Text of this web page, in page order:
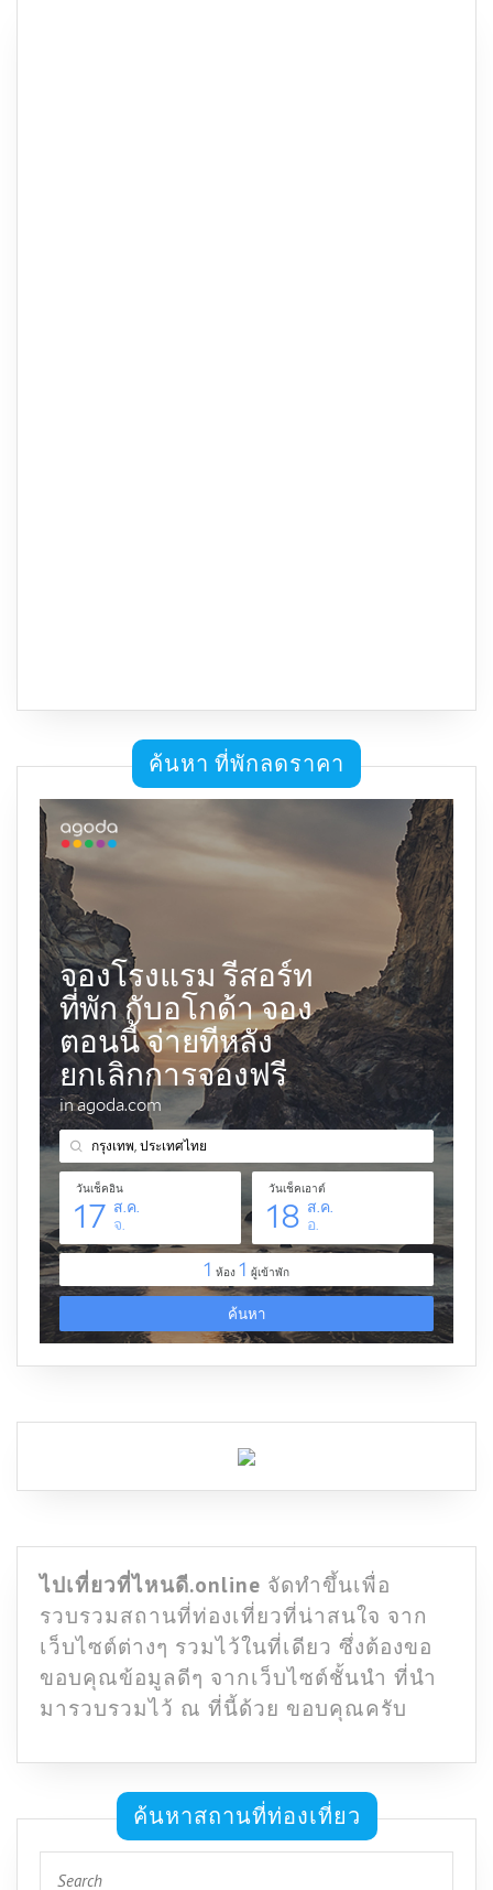
ค้นหา ที่พักลดราคา
ไปเที่ยวที่ไหนดี.online จัดทำขึ้นเพื่อ
รวบรวมสถานที่ท่องเที่ยวที่น่าสนใจ จาก
เว็บไซต์ต่างๆ รวมไว้ในที่เดียว ซึ่งต้องขอ
ขอบคุณข้อมูลดีๆ จากเว็บไซต์ชั้นนำ ที่นำ
มารวบรวมไว้ ณ ที่นี้ด้วย ขอบคุณครับ
ค้นหาสถานที่ท่องเที่ยว
for: